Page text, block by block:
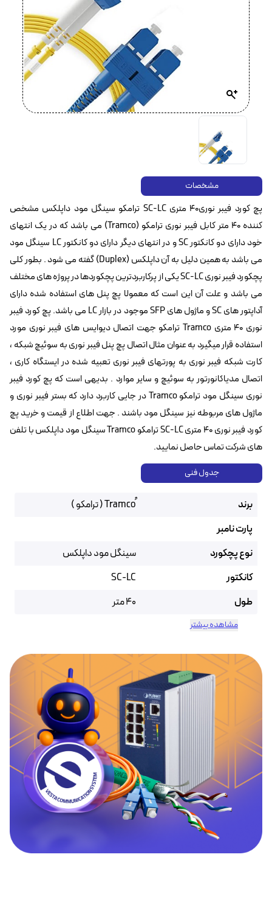
مشخصات
پچ کورد فیبر نوری۴۰ متری SC-LC ترامکو سینگل مود داپلکس مشخص
کننده ۴۰ متر کابل فیبر نوری ترامکو (Tramco) می باشد که در یک انتهای
خود دارای دو کانکتور SC و در انتهای دیگر دارای دو کانکتور LC سینگل مود
می باشد به همین دلیل به آن داپلکس (Duplex) گفته می شود . بطور کلی
پچکورد فیبر نوری SC-LC یکی از پرکاربردترین پچکوردها در پروژه های مختلف
می باشد و علت آن این است که معمولا پچ پنل های استفاده شده دارای
آداپتور های SC و ماژول های SFP موجود در بازار LC می باشد. پچ کورد فیبر
نوری ۴۰ متری Tramco ترامکو جهت اتصال دیوایس های فیبر نوری مورد
استفاده قرار میگیرد به عنوان مثال اتصال پچ پنل فیبر نوری به سوئیچ شبکه ،
کارت شبکه فیبر نوری به پورتهای فیبر نوری تعبیه شده در ایستگاه کاری ،
اتصال مدیاکانورتور به سوئیچ و سایر موارد . بدیهی است که پچ کورد فیبر
نوری سینگل مود ترامکو Tramco در جایی کاربرد دارد که بستر فیبر نوری و
ماژول های مربوطه نیز سینگل مود باشند . جهت اطلاع از قیمت و خرید پچ
کورد فیبر نوری ۴۰ متری SC-LC ترامکو Tramco سینگل مود داپلکس با تلفن
های شرکت تماس حاصل نمایید.
جدول فنی
برند
پارت نامبر
نوع پچکورد
سینگل مود داپلکس
کانکتور
SC-LC
طول
40 متر
مشاهده بیشتر